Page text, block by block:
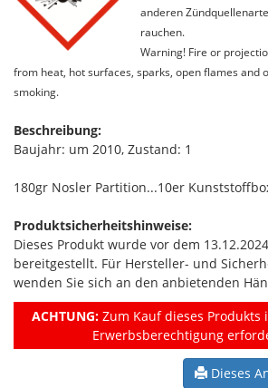
anderen
rauchen.
Warning! Fire or
from heat, hot surfaces, sparks, open flames and
smoking.
Beschreibung:
Baujahr: um 2010, Zustand: 1
180gr Nosler Partition...10er
Produktsicherheitshinweise:
Dieses Produkt wurde vor dem
bereitgestellt. Für Hersteller- und
wenden Sie sich an den anbietenden
ACHTUNG:Zum Kauf dieses Produkts
Erwerbsberechtigung
Dieses